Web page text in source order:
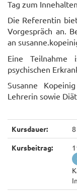
Tag zum
Die Referentin
Vorgespräch an.
an
Eine
psychischen
Susanne Kopeinig
Lehrerin sowie
Kursdauer:
Kursbeitrag: